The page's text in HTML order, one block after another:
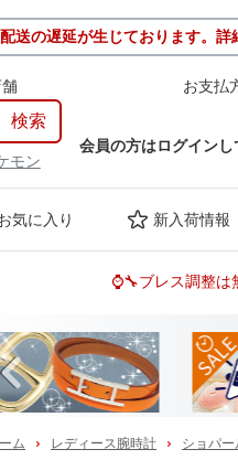
送の遅延が生じております。詳
お支払
モン
会員の方はログインし
気に入り 新入荷情報
⌚🔧ブレス調整
Previous
ム レディース腕時計 ショパー